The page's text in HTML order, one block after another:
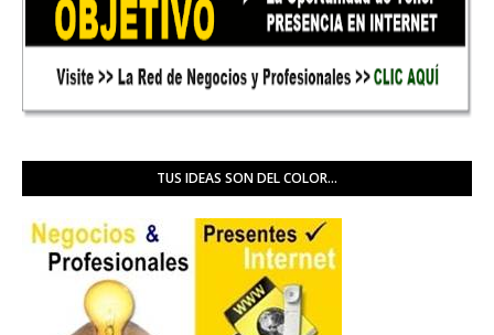
TUS IDEAS SON DEL COLOR...